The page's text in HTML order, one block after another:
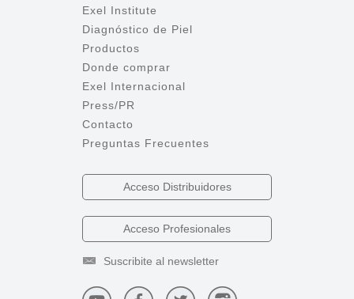
Exel Institute
Diagnóstico de Piel
Productos
Donde comprar
Exel Internacional
Press/PR
Contacto
Preguntas Frecuentes
Acceso Distribuidores
Acceso Profesionales